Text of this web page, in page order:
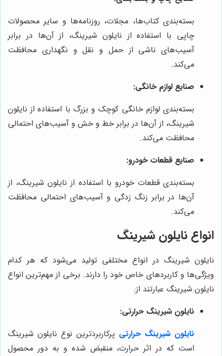
بسته‌بندی کتاب‌ها، مجلات، روزنامه‌ها و سایر محصولات
چاپی با استفاده از نایلون شیرینگ، از آن‌ها در برابر
آسیب‌های ناشی از حمل و نقل و نگهداری محافظت
می‌کند.
صنایع لوازم خانگی:
بسته‌بندی لوازم خانگی کوچک و بزرگ با استفاده از نایلون
شیرینگ، از آن‌ها در برابر خط و خش و آسیب‌های احتمالی
محافظت می‌کند.
صنایع قطعات خودرو:
بسته‌بندی قطعات خودرو با استفاده از نایلون شیرینگ، از
آن‌ها در برابر زنگ زدگی و آسیب‌های احتمالی محافظت
می‌کند.
انواع نایلون شیرینگ
نایلون شیرینگ در انواع مختلفی تولید می‌شود که هر کدام
ویژگی‌ها و کاربردهای خاص خود را دارند. برخی از مهم‌ترین انواع
نایلون شیرینگ عبارتند از:
نایلون شیرینگ حرارتی:
نایلون شیرینگ حرارتی پرکاربردترین نوع نایلون شیرینگ
است که در اثر حرارت، منقبض شده و به دور محصول